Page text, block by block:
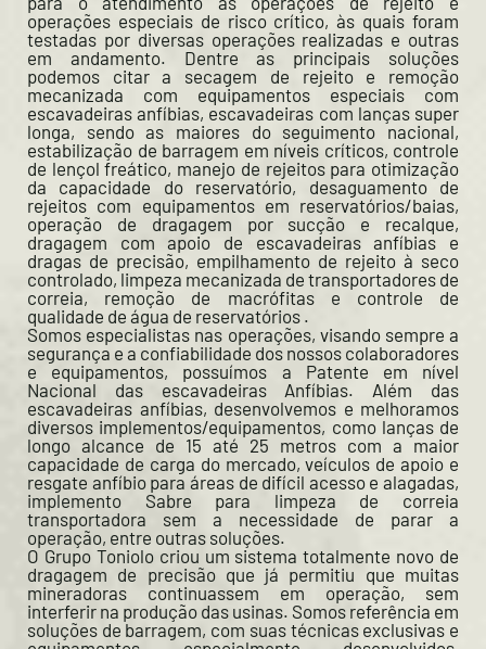
operações especiais de risco crítico, às quais foram
testadas por diversas operações realizadas e outras
em andamento. Dentre as principais soluções
podemos citar a secagem de rejeito e remoção
mecanizada com equipamentos especiais com
escavadeiras anfíbias, escavadeiras com lanças super
longa, sendo as maiores do seguimento nacional,
estabilização de barragem em níveis críticos, controle
de lençol freático, manejo de rejeitos para otimização
da capacidade do reservatório, desaguamento de
rejeitos com equipamentos em reservatórios/baias,
operação de dragagem por sucção e recalque,
dragagem com apoio de escavadeiras anfíbias e
dragas de precisão, empilhamento de rejeito à seco
controlado, limpeza mecanizada de transportadores de
correia, remoção de macrófitas e controle de
qualidade de água de reservatórios .
Somos especialistas nas operações, visando sempre a
segurança e a confiabilidade dos nossos colaboradores
e equipamentos, possuímos a Patente em nível
Nacional das escavadeiras Anfíbias. Além das
escavadeiras anfíbias, desenvolvemos e melhoramos
diversos implementos/equipamentos, como lanças de
longo alcance de 15 até 25 metros com a maior
capacidade de carga do mercado, veículos de apoio e
resgate anfíbio para áreas de difícil acesso e alagadas,
implemento Sabre para limpeza de correia
transportadora sem a necessidade de parar a
operação, entre outras soluções.
O Grupo Toniolo criou um sistema totalmente novo de
dragagem de precisão que já permitiu que muitas
mineradoras continuassem em operação, sem
interferir na produção das usinas. Somos referência em
soluções de barragem, com suas técnicas exclusivas e